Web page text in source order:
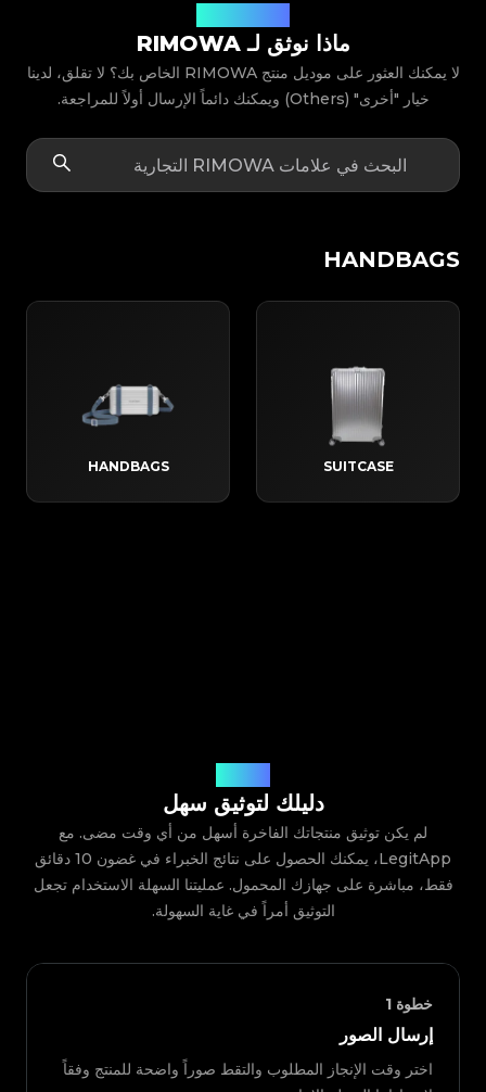
ماذا نوثق لـ RIMOWA
لا يمكنك العثور على موديل منتج RIMOWA الخاص بك؟ لا تقلق، لدينا
خيار "أخرى" (Others) ويمكنك دائماً الإرسال أولاً للمراجعة.
HANDBAGS
SUITCASE
HANDBAGS
دليلك لتوثيق سهل
لم يكن توثيق منتجاتك الفاخرة أسهل من أي وقت مضى. مع
LegitApp، يمكنك الحصول على نتائج الخبراء في غضون 10 دقائق
فقط، مباشرة على جهازك المحمول. عمليتنا السهلة الاستخدام تجعل
التوثيق أمراً في غاية السهولة.
خطوة 1
إرسال الصور
اختر وقت الإنجاز المطلوب والتقط صوراً واضحة للمنتج وفقاً